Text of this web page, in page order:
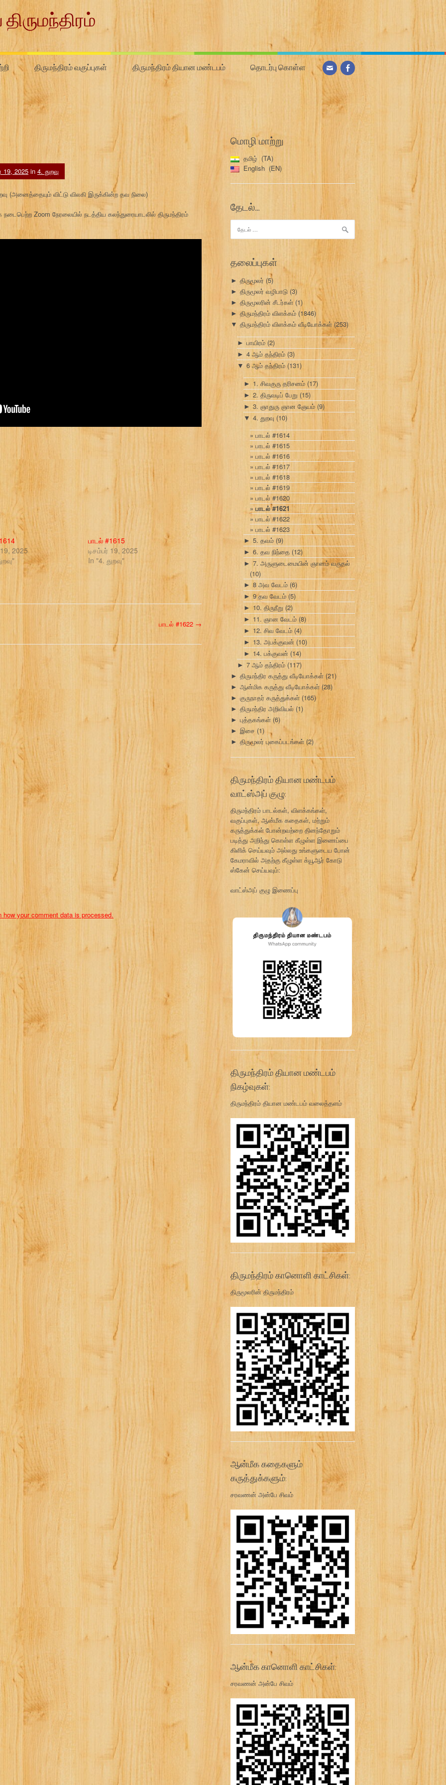
திருமந்திரம் வகுப்புகள் திருமந்திரம் தியான மண்டபம் தொடர்பு கொள்ள
19, 2025 in 4. துறவு
(அனைத்தையும் விட்டு விலகி இருக்கின்ற தவ நிலை)
Zoom நேரலையில் நடத்திய கலந்துரையாடலில் திருமந்திரம்
2025
பாடல் #1615
டிசம்பர் 19, 2025
In "4. துறவு"
பாடல் #1622 →
how your comment data is processed.
மொழி மாற்று
தமிழ்
TA
English
EN
தேடல்…
தேடு:
தலைப்புகள்
► திருமூலர் (5)
► திருமூலர் வழிபாடு (3)
► திருமூலரின் சீடர்கள் (1)
► திருமந்திரம் விளக்கம் (1846)
▼ திருமந்திரம் விளக்கம் வீடியோக்கள்(253)
► பாயிரம் (2)
► 4 ஆம் தந்திரம் (3)
▼ 6 ஆம் தந்திரம் (131)
► 1. சிவகுரு தரிசனம் (17)
► 2. திருவடிப் பேறு (15)
► 3. ஞாதுரு ஞான ஞேயம் (9)
▼ 4. துறவு (10)
பாடல் #1614
பாடல் #1615
பாடல் #1616
பாடல் #1617
பாடல் #1618
பாடல் #1619
பாடல் #1620
பாடல் #1621
பாடல் #1622
பாடல் #1623
► 5. தவம் (9)
► 6. தவ நிந்தை (12)
► 7. அருளுடைமையின் ஞானம் வருதல்
(10)
► 8 அவ வேடம் (6)
► 9 தவ வேடம் (5)
► 10. திருநீறு (2)
► 11. ஞான வேடம் (8)
► 12. சிவ வேடம் (4)
► 13. அபக்குவன் (10)
► 14. பக்குவன் (14)
► 7 ஆம் தந்திரம் (117)
► திருமந்திர கருத்து வீடியோக்கள் (21)
► ஆன்மிக கருத்து வீடியோக்கள்(28)
► குருநாதர் கருத்துக்கள் (165)
► திருமந்திர அறிவியல் (1)
► புத்தகங்கள் (6)
► இசை (1)
► திருமூலர் புகைப்படங்கள் (2)
திருமந்திரம் தியான மண்டபம்
வாட்ஸ்அப் குழு:
திருமந்திரம் பாடல்கள், விளக்கங்கள்,
வகுப்புகள், ஆன்மீக கதைகள், மற்றும்
கருத்துக்கள் போன்றவற்றை தினந்தோறும்
படித்து அறிந்து கொள்ள கீழுள்ள இணைப்பை
கிளிக் செய்யவும் அல்லது உங்களுடைய போன்
கேமராவில் அதற்கு கீழுள்ள க்யூஆர் கோடு
ஸ்கேன் செய்யவும்:
வாட்ஸ்அப் குழு இணைப்பு
திருமந்திரம் தியான மண்டபம்
நிகழ்வுகள்:
திருமந்திரம் தியான மண்டபம் வலைத்தளம்
திருமந்திரம் கானொளி காட்சிகள்:
திருமூலரின் திருமந்திரம்
ஆன்மீக கதைகளும்
கருத்துக்களும்:
சரவணன் அன்பே சிவம்
ஆன்மீக கானொளி காட்சிகள்:
சரவணன் அன்பே சிவம்